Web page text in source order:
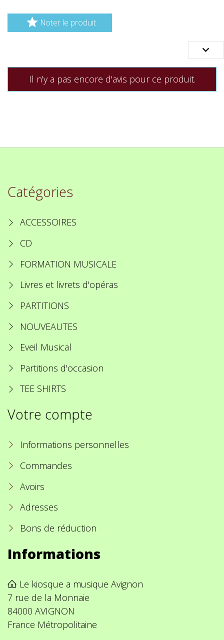
 Noter le produit

Il n'y a pas encore d'avis pour ce produit.
Catégories
ACCESSOIRES
CD
FORMATION MUSICALE
Livres et livrets d'opéras
PARTITIONS
NOUVEAUTES
Eveil Musical
Partitions d'occasion
TEE SHIRTS
Votre compte
Informations personnelles
Commandes
Avoirs
Adresses
Bons de réduction
Informations
Le kiosque a musique Avignon
7 rue de la Monnaie
84000 AVIGNON
France Métropolitaine